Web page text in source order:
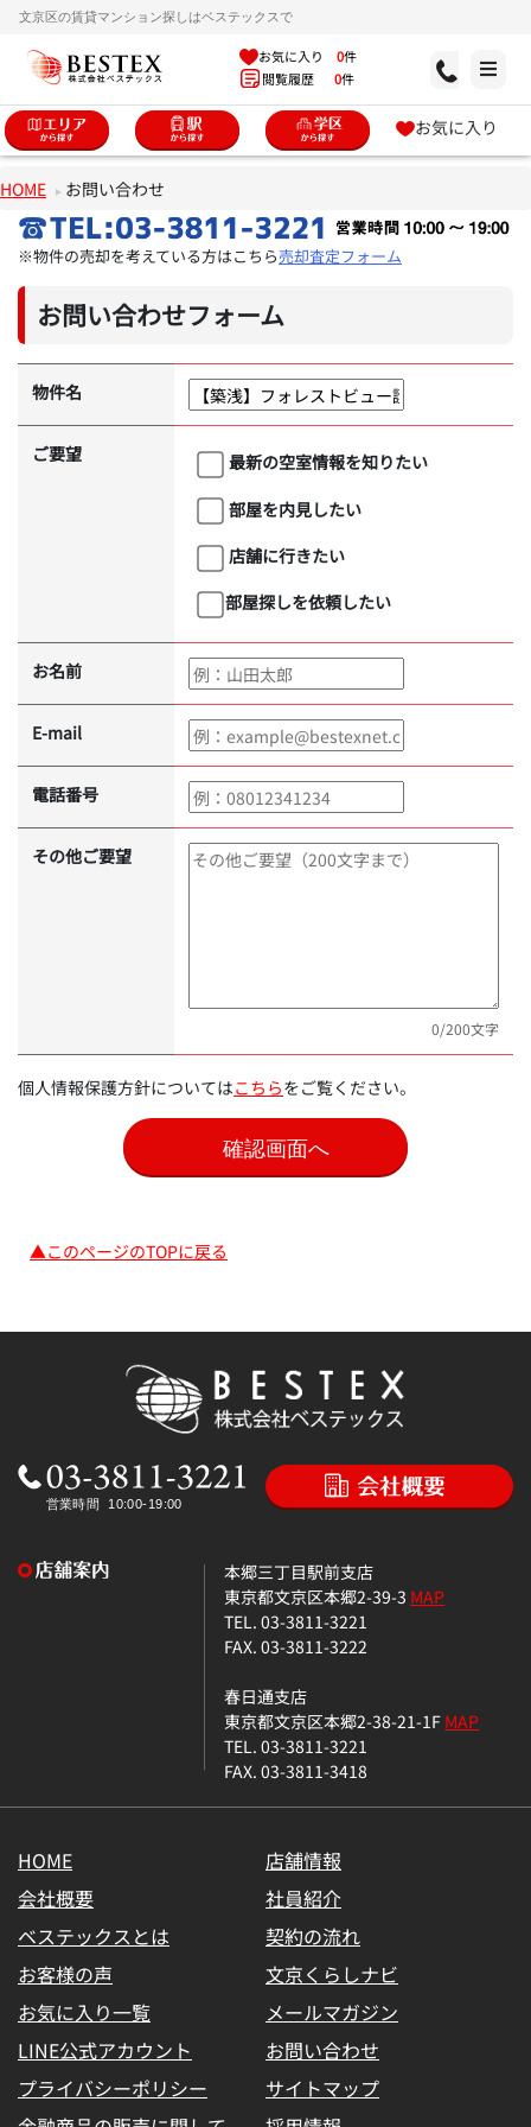
文京区の賃貸マンション探しはベステックスで
お気に入り 0件
閲覧履歴 0件
お気に入り
HOME お問い合わせ
※物件の売却を考えている方はこちら売却査定フォーム
お問い合わせフォーム
物件名
ご要望
最新の空室情報を知りたい
部屋を内見したい
店舗に行きたい
部屋探しを依頼したい
お名前
E-mail
電話番号
その他ご要望
0/200文字
個人情報保護方針についてはこちらをご覧ください。
▲このページのTOPに戻る
本郷三丁目駅前支店
東京都文京区本郷2-39-3 MAP
TEL. 03-3811-3221
FAX. 03-3811-3222
春日通支店
東京都文京区本郷2-38-21-1FMAP
TEL. 03-3811-3221
FAX. 03-3811-3418
HOME
店舗情報
会社概要
社員紹介
ベステックスとは
契約の流れ
お客様の声
文京くらしナビ
お気に入り一覧
メールマガジン
LINE公式アカウント
お問い合わせ
プライバシーポリシー
サイトマップ